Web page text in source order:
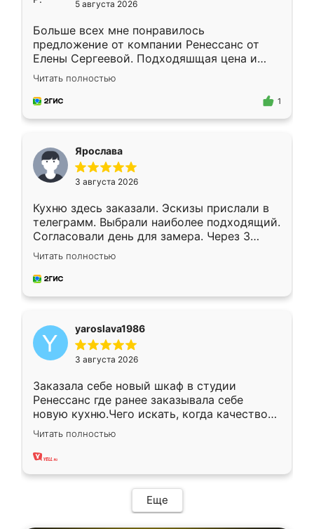
5 августа 2026
Больше всех мне понравилось
предложение от компании Ренессанс от
Елены Сергеевой. Подходяшщая цена и
короткие сроки изготовления. Приехавший
для замера сотрудник Владислав
предложил по моему эскизу самый
Читать полностью
1
Ярослава
3 августа 2026
Кухню здесь заказали. Эскизы прислали в
телеграмм. Выбрали наиболее подходящий.
Согласовали день для замера. Через 3
недели кухня была уже готова. Остались
довольны работой. Спасибо Ренессанс
мебель за качественную работу!
Читать полностью
yaroslava1986
3 августа 2026
Заказала себе новый шкаф в студии
Ренессанс где ранее заказывала себе
новую кухню.Чего искать, когда качеством
вполне довольна. Служит кухня уже почти
два года, нареканий нет.
Читать полностью
Еще